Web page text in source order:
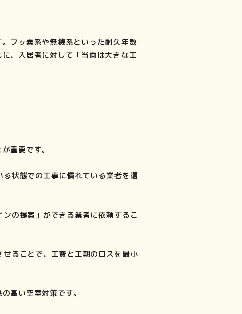
フッ素系や無機系といった耐久年数
、入居者に対して「当面は大きな工
重要です。
状態での工事に慣れている業者を選
の提案」ができる業者に依頼するこ
ることで、工費と工期のロスを最小
高い空室対策です。